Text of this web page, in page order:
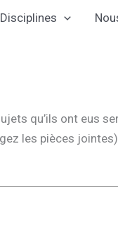
Disciplines
qu’ils ont eus
les pièces